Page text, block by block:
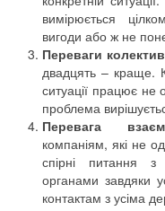
вимірюється
вигоди або ж не
Переваги
двадцять – краще.
ситуації працює
проблема
Перевага
компаніям, які не
спірні питання
органами завдяки
контактам з усіма